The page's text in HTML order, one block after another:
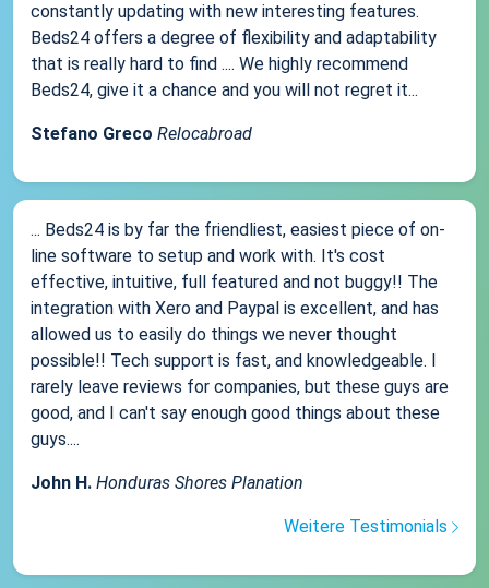
constantly updating with new interesting features.
Beds24 offers a degree of flexibility and adaptability
that is really hard to find .... We highly recommend
Beds24, give it a chance and you will not regret it...
Stefano Greco Relocabroad
... Beds24 is by far the friendliest, easiest piece of on-
line software to setup and work with. It's cost
effective, intuitive, full featured and not buggy!! The
integration with Xero and Paypal is excellent, and has
allowed us to easily do things we never thought
possible!! Tech support is fast, and knowledgeable. I
rarely leave reviews for companies, but these guys are
good, and I can't say enough good things about these
guys....
John H. Honduras Shores Planation
Weitere Testimonials